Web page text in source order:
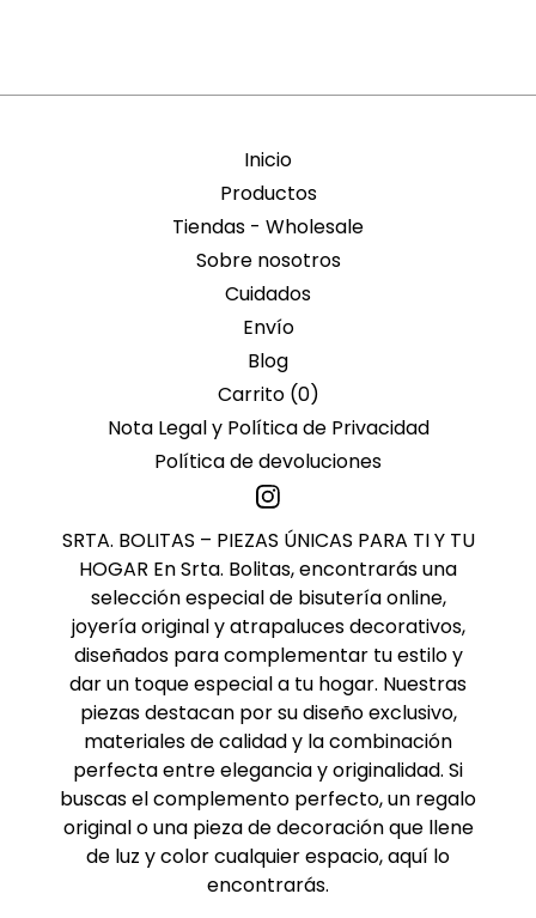
Inicio
Productos
Tiendas - Wholesale
Sobre nosotros
Cuidados
Envío
Blog
Carrito (0)
Nota Legal y Política de Privacidad
Política de devoluciones
SRTA. BOLITAS – PIEZAS ÚNICAS PARA TI Y TU
HOGAR En Srta. Bolitas, encontrarás una
selección especial de bisutería online,
joyería original y atrapaluces decorativos,
diseñados para complementar tu estilo y
dar un toque especial a tu hogar. Nuestras
piezas destacan por su diseño exclusivo,
materiales de calidad y la combinación
perfecta entre elegancia y originalidad. Si
buscas el complemento perfecto, un regalo
original o una pieza de decoración que llene
de luz y color cualquier espacio, aquí lo
encontrarás.